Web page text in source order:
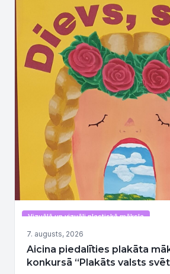
Vizuālā un vizuāli plastiskā māksla
7. augusts, 2026
Aicina piedalīties plakāta
konkursā “Plakāts valsts